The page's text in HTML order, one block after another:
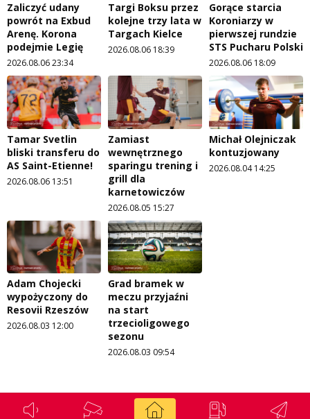
Zaliczyć udany
powrót na Exbud
Arenę. Korona
podejmie Legię
2026.08.06 23:34
Targi Boksu przez
kolejne trzy lata w
Targach Kielce
2026.08.06 18:39
Gorące starcia
Koroniarzy w
pierwszej rundzie
STS Pucharu Polski
2026.08.06 18:09
Tamar Svetlin
bliski transferu do
AS Saint-Etienne!
2026.08.06 13:51
Zamiast
wewnętrznego
sparingu trening i
grill dla
karnetowiczów
2026.08.05 15:27
Michał Olejniczak
kontuzjowany
2026.08.04 14:25
Adam Chojecki
wypożyczony do
Resovii Rzeszów
2026.08.03 12:00
Grad bramek w
meczu przyjaźni
na start
trzecioligowego
sezonu
2026.08.03 09:54